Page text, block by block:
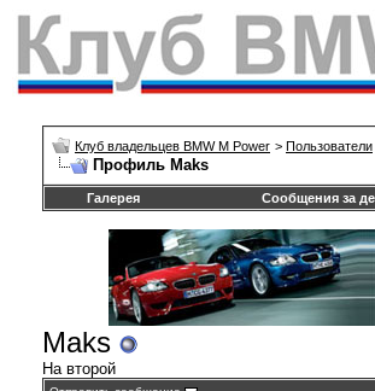
Клуб владельцев BMW M Power > Пользователи
Профиль Maks
Галерея Сообщения за
Maks
На второй